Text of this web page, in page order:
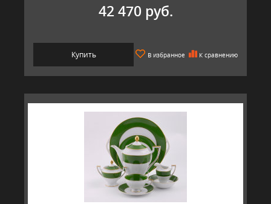
42 470 руб.
Купить В избранное К сравнению